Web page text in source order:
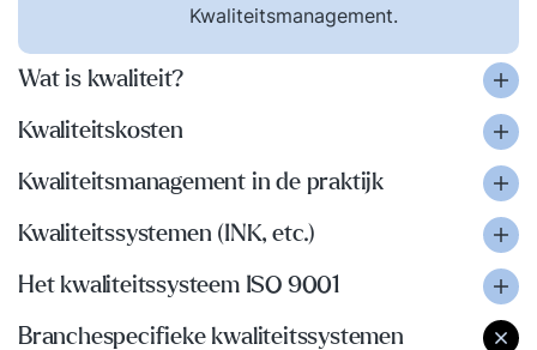
Kwaliteitsmanagement.
Wat is kwaliteit?
Kwaliteitskosten
Kwaliteitsmanagement in de praktijk
Kwaliteitssystemen (INK, etc.)
Het kwaliteitssysteem ISO 9001
Branchespecifieke kwaliteitssystemen